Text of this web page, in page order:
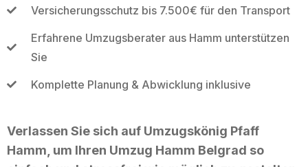
Versicherungsschutz bis 7.500€ für den Transport
Erfahrene Umzugsberater aus Hamm unterstützen
Sie
Komplette Planung & Abwicklung inklusive
Verlassen Sie sich auf Umzugskönig Pfaff
Hamm, um Ihren Umzug Hamm Belgrad so